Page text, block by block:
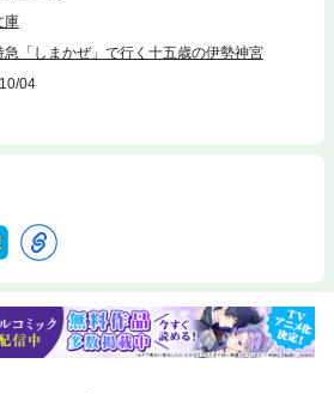
庫
「しまかぜ」で行く十五歳の伊勢神宮
04